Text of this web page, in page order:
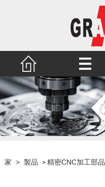
家 > 製品 > 精密CNC加工部品